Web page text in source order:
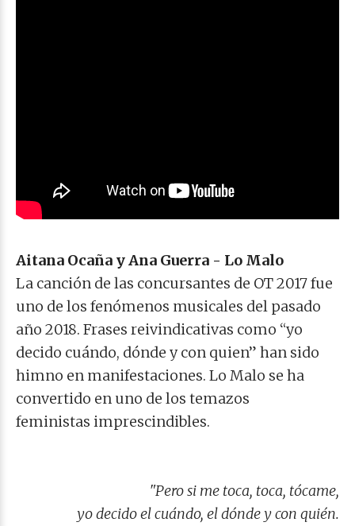
Aitana Ocaña y Ana Guerra - Lo Malo
La canción de las concursantes de OT 2017 fue
uno de los fenómenos musicales del pasado
año 2018. Frases reivindicativas como “yo
decido cuándo, dónde y con quien” han sido
himno en manifestaciones. Lo Malo se ha
convertido en uno de los temazos
feministas imprescindibles.
"Pero si me toca, toca, tócame,
yo decido el cuándo, el dónde y con quién.